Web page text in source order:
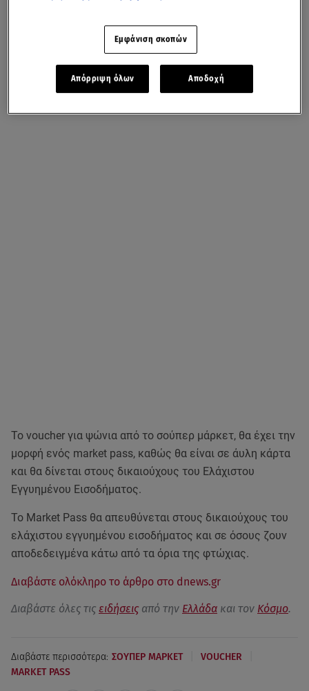
Το voucher για ψώνια από το σούπερ μάρκετ, θα έχει την
μορφή ενός market pass, καθώς θα είναι σε άυλη κάρτα
και θα δίνεται στους δικαιούχους του Ελάχιστου
Εγγυημένου Εισοδήματος.
Το Market Pass θα απευθύνεται στους δικαιούχους του
ελάχιστου εγγυημένου εισοδήματος και σε όσους ζουν
αποδεδειγμένα κάτω από τα όρια της φτώχιας.
Διαβάστε ολόκληρο το άρθρο στο dnews.gr
Διαβάστε όλες τις ειδήσεις από την Ελλάδα και τον Κόσμο.
Διαβάστε περισσότερα: ΣΟΥΠΕΡ ΜΑΡΚΕΤ VOUCHER
MARKET PASS
Εμφάνιση σκοπών
Απόρριψη όλων Αποδοχή